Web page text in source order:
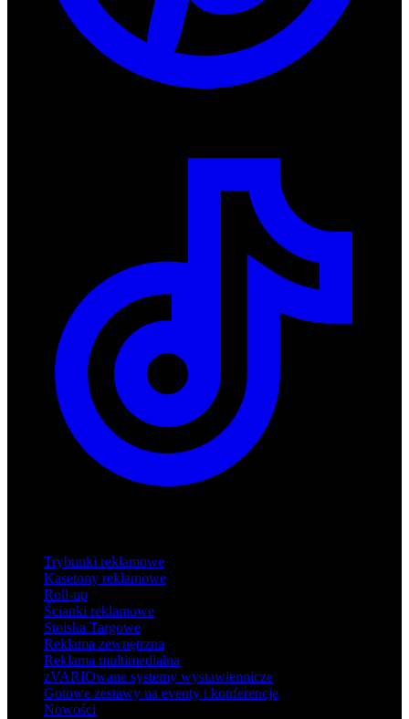
Trybunki reklamowe
Kasetony reklamowe
Roll-up
Ścianki reklamowe
Stoiska Targowe
Reklama zewnętrzna
Reklama multimedialna
zVARIOwane systemy wystawiennicze
Gotowe zestawy na eventy i konferencje
Nowości